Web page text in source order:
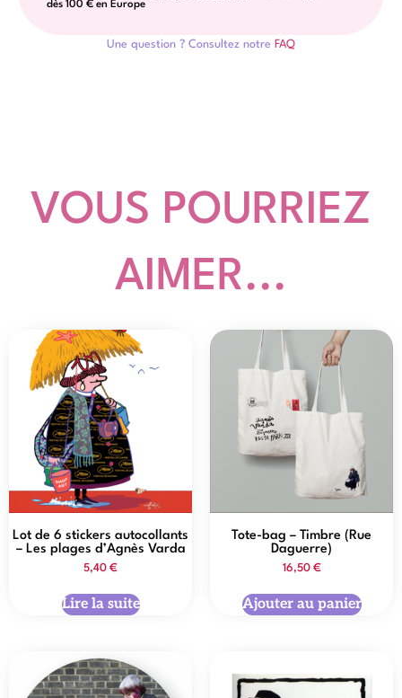
dès 100 € en Europe
Une question ? Consultez notre FAQ
VOUS POURRIEZ
AIMER...
Lot de 6 stickers autocollants
– Les plages d’Agnès Varda
5,40 €
Lire la suite
Tote-bag – Timbre (Rue
Daguerre)
16,50 €
Ajouter au panier